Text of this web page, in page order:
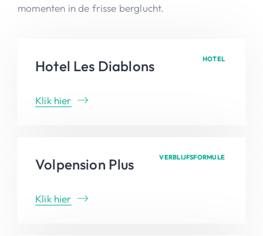
momenten in de frisse berglucht.
HOTEL
Hotel Les Diablons
Klik hier
VERBLIJFSFORMULE
Volpension Plus
Klik hier